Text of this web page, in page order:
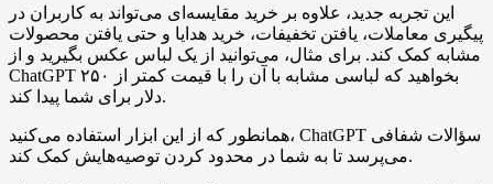
این تجربه جدید، علاوه بر خرید مقایسه‌ای می‌تواند به کاربران در
پیگیری معاملات، یافتن تخفیفات، خرید هدایا و حتی یافتن محصولات
مشابه کمک کند. برای مثال، می‌توانید از یک لباس عکس بگیرید و از
ChatGPT بخواهید که لباسی مشابه با آن را با قیمت کمتر از ۲۵۰
دلار برای شما پیدا کند.
همانطور که از این ابزار استفاده می‌کنید، ChatGPT سؤالات شفافی
می‌پرسد تا به شما در محدود کردن توصیه‌هایش کمک کند.